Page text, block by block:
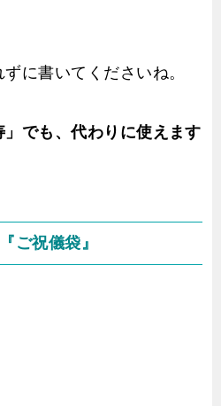
に書いてくださいね。
」でも、代わりに使えます
ご祝儀袋』